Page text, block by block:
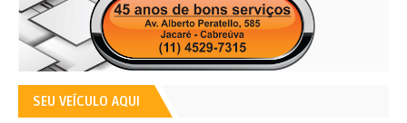
SEU VEÍCULO AQUI